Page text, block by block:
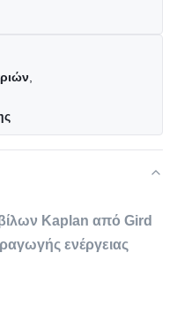
Kaplan από Gird
ενέργειας